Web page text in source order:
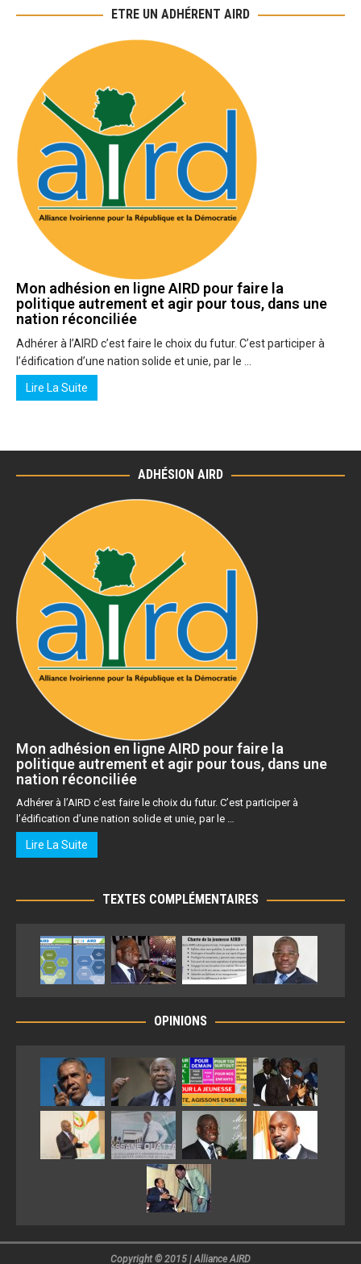
ETRE UN ADHÉRENT AIRD
Mon adhésion en ligne AIRD pour faire la
politique autrement et agir pour tous, dans une
nation réconciliée
Adhérer à l’AIRD c’est faire le choix du futur. C’est participer à
l’édification d’une nation solide et unie, par le …
Lire La Suite
ADHÉSION AIRD
Mon adhésion en ligne AIRD pour faire la
politique autrement et agir pour tous, dans une
nation réconciliée
Adhérer à l’AIRD c’est faire le choix du futur. C’est participer à
l’édification d’une nation solide et unie, par le …
Lire La Suite
TEXTES COMPLÉMENTAIRES
OPINIONS
Copyright © 2015 | Alliance AIRD